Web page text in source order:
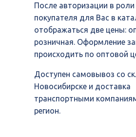
После авторизации в
покупателя для Вас в
отображаться две цены:
розничная. Оформление
происходить по оптовой
Доступен самовывоз со
Новосибирске и доставка
транспортными
регион.